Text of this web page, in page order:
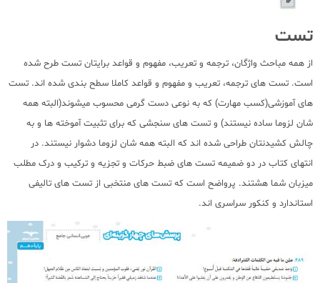
تست
از همه مباحث واژگان، ترجمه و تعریب، مفهوم و قواعد برایتان تست طرح شده
است. تست های ترجمه، تعریب و مفهوم و قواعد کاملا سطح بندی شده اند. تست
های آموزشی(کسب مهارت) که به نوعی دست گرمی محسوب میشوند(البته همه
شان لزوما ساده نیستند) و تست های سنجشی که برای تثبیت آموخته ها و به
چالش کشیدنتان طراحی شده اند که البته همه شان لزوما دشوار نیستند. در
انتهای کتاب در دو ضمیمه تست های ضبط حرکات و تجزیه و ترکیب و درک مطلب
میزبان شما هشتند. پرواضح است که تست های منتخبی از تست های تالیفی
استاندارد و کنکور سراسری اند.